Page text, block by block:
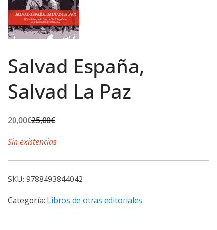
Salvad España,
Salvad La Paz
25,00€
E
l
e
o
20,00€
E
l
e
o
Sin existencias
SKU: 9788493844042
Categoría: Libros de otras editoriales